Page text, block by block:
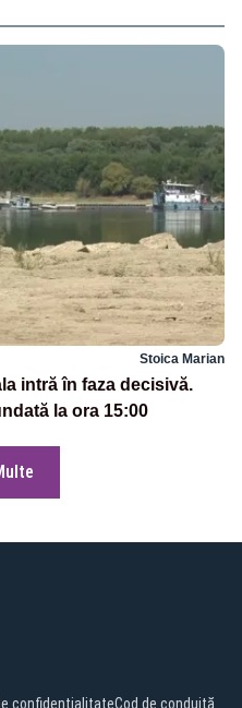
Stoica Marian
intră în faza decisivă.
la ora 15:00
confidențialitateCod de conduită